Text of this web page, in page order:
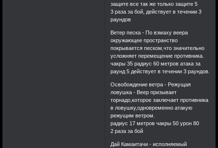
защите все так же только защите 5
3 раза за бой, действует в течении 3
раундов
Ветер песка - По взмаху веера
окружающее пространство
покрывается песком,что значительно
усложняет перемещение противника.
чакры 35 радиус 60 метров атака за
раунд 5 действует в течении 3 раундов.
Освобождение ветра - Режущая
ловушка - Веер призывает
торнадо,которое заключает противника
в ловушку,одновременно атакую
режущим ветром.
радиус 17 метров чакры 50 урон 80
2 раза за бой
Дай Камаитачи - исполняемый